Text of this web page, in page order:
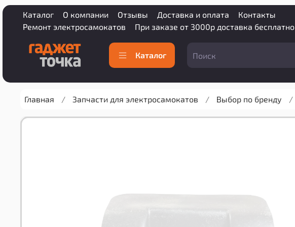
Каталог О компании Отзывы Доставка и оплата
Контакты
Ремонт электросамокатов
При заказе от 3000р доставка бесплатно
Каталог
Главная Запчасти для электросамокатов Выбор по бренду